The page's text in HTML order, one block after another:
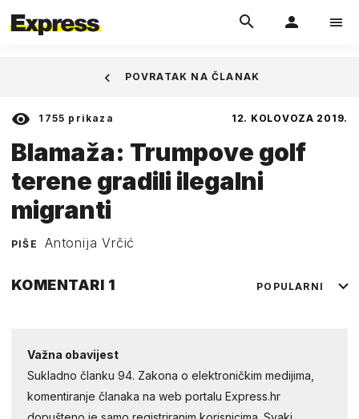
1755 prikaza 12. KOLOVOZA 2019.
Blamaža: Trumpove golf
terene gradili ilegalni
migranti
PIŠE Antonija Vrčić
POVRATAK NA ČLANAK
KOMENTARI 1 POPULARNI
Važna obavijest
Sukladno članku 94. Zakona o elektroničkim medijima,
komentiranje članaka na web portalu Express.hr